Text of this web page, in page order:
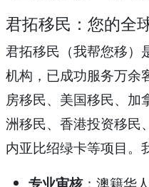
君拓移民：您的全
君拓移民（我帮您移）
机构，已成功服务万余
房移民、美国移民、加
洲移民、香港投资移民
内亚比绍绿卡等项目。
专业审核：澳籍华